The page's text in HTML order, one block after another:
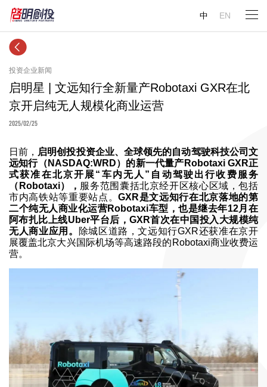
中 EN
投资企业新闻
启明星 | 文远知行全新量产Robotaxi GXR在北
京开启纯无人规模化商业运营
2025/02/25
日前， 启明创投投资企业、全球领先的自动驾驶科技公司文
远知行（NASDAQ:WRD）的新一代量产Robotaxi GXR正
式获准在北京开展“车内无人”自动驾驶出行收费服务
（Robotaxi）， 服务范围囊括北京经开区核心区域，包括
市内高铁站等重要站点。GXR是文远知行在北京落地的第
二个纯无人商业化运营Robotaxi车型，也是继去年12月在
阿布扎比上线Uber平台后，GXR首次在中国投入大规模纯
无人商业应用。
除城区道路，文远知行GXR还获准在京开
展覆盖北京大兴国际机场等高速路段的Robotaxi商业收费运
营。